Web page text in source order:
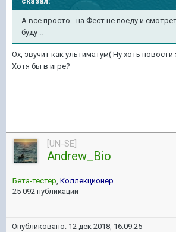
А все просто - на Фест не поеду и
буду ..
Ох, звучит как ультиматум( Ну хоть новости
Хотя бы в игре?
[UN-SE]
Andrew_Bio
Бета-тестер, Коллекционер
25 092 публикации
Опубликовано: 12 дек 2018, 16:09:25